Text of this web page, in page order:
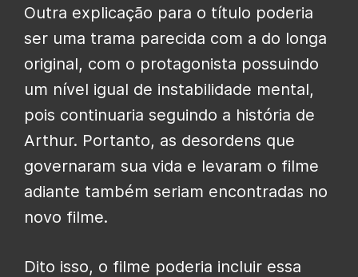
Outra explicação para o título poderia
ser uma trama parecida com a do longa
original, com o protagonista possuindo
um nível igual de instabilidade mental,
pois continuaria seguindo a história de
Arthur. Portanto, as desordens que
governaram sua vida e levaram o filme
adiante também seriam encontradas no
novo filme.
Dito isso, o filme poderia incluir essa